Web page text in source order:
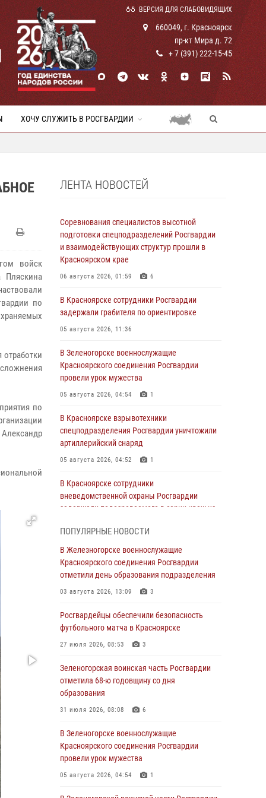
ВЕРСИЯ ДЛЯ СЛАБОВИДЯЩИХ
660049, г. Красноярск
пр-кт Мира д. 72
+ 7 (391) 222-15-45
ХОЧУ СЛУЖИТЬ В РОСГВАРДИИ
войск
Пляскина
по
по
ЛЕНТА НОВОСТЕЙ
Соревнования специалистов высотной
подготовки спецподразделений Росгвардии
и взаимодействующих структур прошли в
Красноярском крае
06 августа 2026, 01:59 6
В Красноярске сотрудники Росгвардии
задержали грабителя по ориентировке
05 августа 2026, 11:36
В Зеленогорске военнослужащие
Красноярского соединения Росгвардии
провели урок мужества
05 августа 2026, 04:54 1
В Красноярске взрывотехники
спецподразделения Росгвардии уничтожили
артиллерийский снаряд
05 августа 2026, 04:52 1
В Красноярске сотрудники
вневедомственной охраны Росгвардии
задержали подозреваемого в серии краж из
Сотрудники Росгвардии обеспечили
общественный порядок во время
проведения экстремального заплыва в
04 августа 2026, 08:36 1
В Красноярске сотрудники Росгвардии
супермаркета
04 августа 2026, 06:50
Военнослужащие Красноярского соединения
с тонкостями РХБ защиты
03 августа 2026, 13:12 2
В Железногорске военнослужащие
отметили день образования подразделения
ПОПУЛЯРНЫЕ НОВОСТИ
В Железногорске военнослужащие
Красноярского соединения Росгвардии
отметили день образования подразделения
03 августа 2026, 13:09 3
Росгвардейцы обеспечили безопасность
футбольного матча в Красноярске
27 июля 2026, 08:53 3
Зеленогорская воинская часть Росгвардии
отметила 68-ю годовщину со дня
образования
31 июля 2026, 08:08 6
В Зеленогорске военнослужащие
Красноярского соединения Росгвардии
провели урок мужества
05 августа 2026, 04:54 1